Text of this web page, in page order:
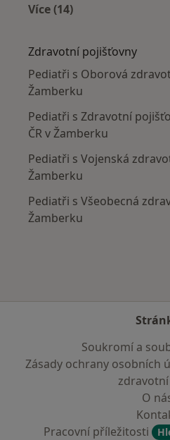
Více (14)
Zdravotní pojišťovny
Pediatři s Oborová
Žamberku
Pediatři s Zdravotní
ČR v Žamberku
Pediatři s Vojenská
Žamberku
Pediatři s Všeobecná
Žamberku
Soukromí a
Zásady ochrany osobních
zdravotní
O
Pracovní příležitosti